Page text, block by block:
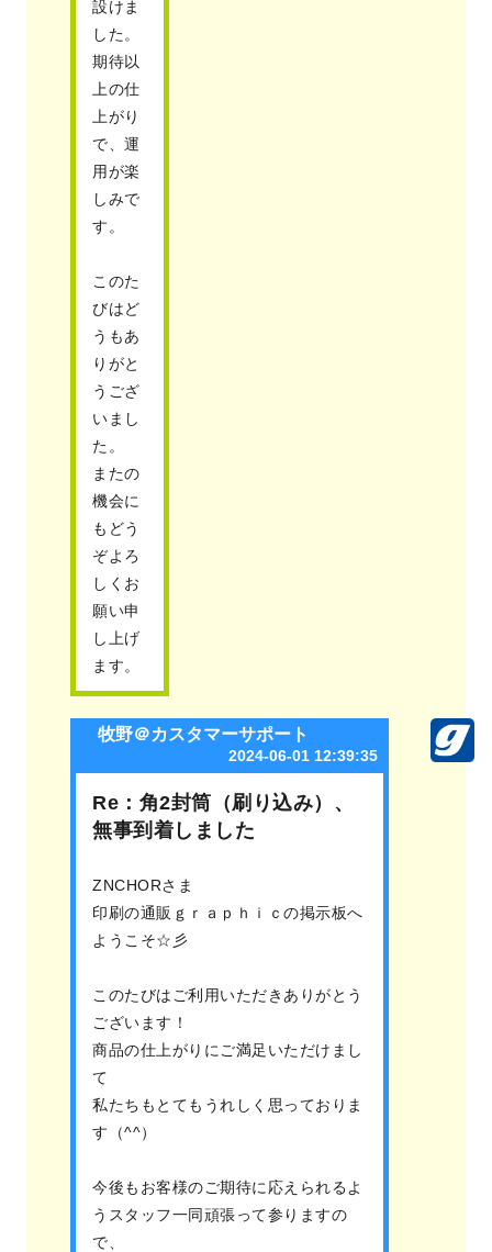
設けま
した。
期待以
上の仕
上がり
で、運
用が楽
しみで
す。
このた
びはど
うもあ
りがと
うござ
いまし
た。
またの
機会に
もどう
ぞよろ
しくお
願い申
し上げ
ます。
牧野＠カスタマーサポート
2024-06-01 12:39:35
Re：角2封筒（刷り込み）、
無事到着しました
ZNCHORさま
印刷の通販ｇｒａｐｈｉｃの掲示板へ
ようこそ☆彡
このたびはご利用いただきありがとう
ございます！
商品の仕上がりにご満足いただけまし
て
私たちもとてもうれしく思っておりま
す（^^）
今後もお客様のご期待に応えられるよ
うスタッフ一同頑張って参りますの
で、